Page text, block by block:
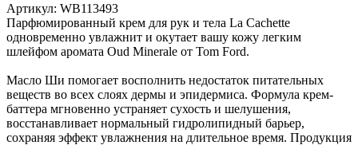
Артикул: WB113493
Парфюмированный крем для рук и тела La Cachette
одновременно увлажнит и окутает вашу кожу легким
шлейфом аромата Oud Minerale от Tom Ford.
Масло Ши помогает восполнить недостаток питательных
веществ во всех слоях дермы и эпидермиса. Формула крем-
баттера мгновенно устраняет сухость и шелушения,
восстанавливает нормальный гидролипидный барьер,
сохраняя эффект увлажнения на длительное время. Продукция